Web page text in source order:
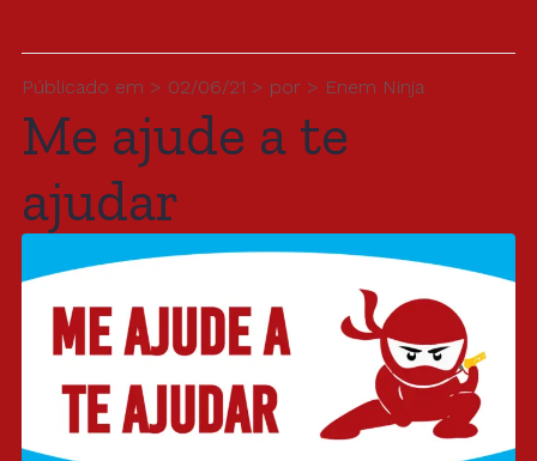
Públicado em > 02/06/21 > por > Enem Ninja
Me ajude a te
ajudar